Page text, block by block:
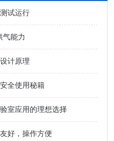
试运行
气能力
计原理
全使用秘籍
室应用的理想选择
好，操作方便